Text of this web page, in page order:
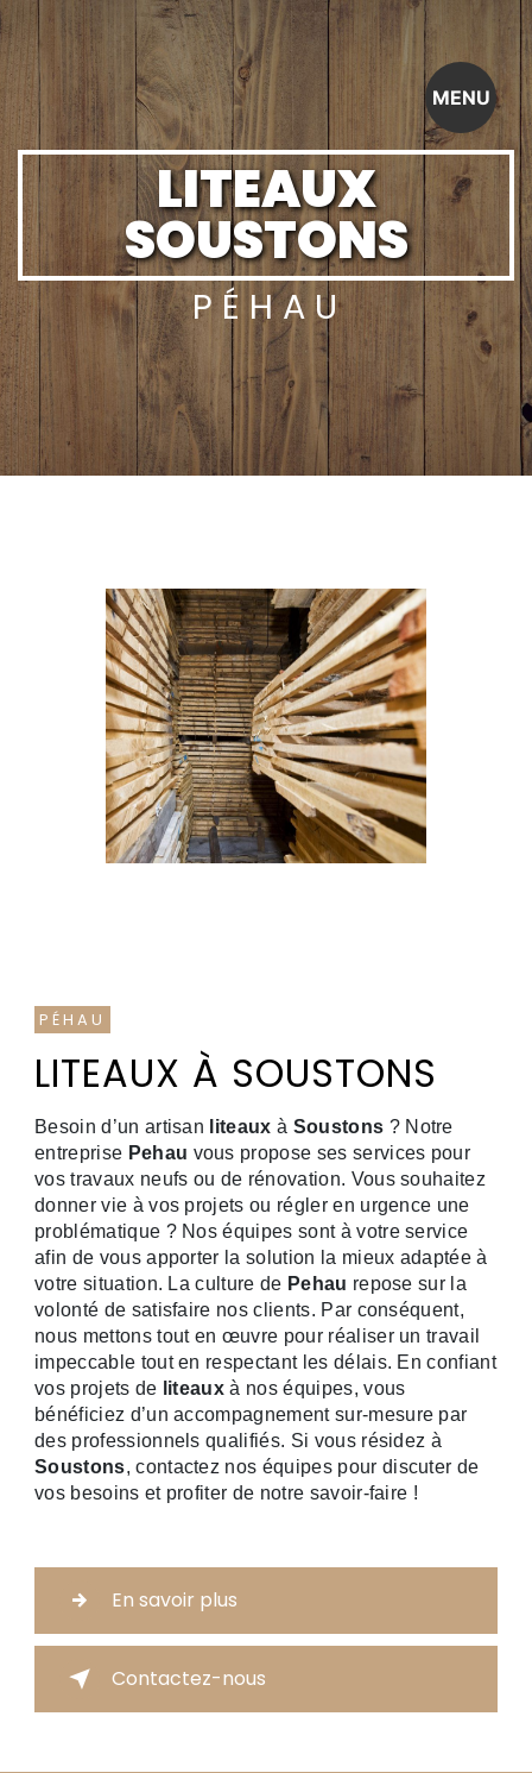
MENU
LITEAUX
SOUSTONS
PÉHAU
PÉHAU
LITEAUX À SOUSTONS
Besoin d’un artisan liteaux à Soustons ? Notre
entreprise Pehau vous propose ses services pour
vos travaux neufs ou de rénovation. Vous souhaitez
donner vie à vos projets ou régler en urgence une
problématique ? Nos équipes sont à votre service
afin de vous apporter la solution la mieux adaptée à
votre situation. La culture de Pehau repose sur la
volonté de satisfaire nos clients. Par conséquent,
nous mettons tout en œuvre pour réaliser un travail
impeccable tout en respectant les délais. En confiant
vos projets de liteaux à nos équipes, vous
bénéficiez d’un accompagnement sur-mesure par
des professionnels qualifiés. Si vous résidez à
Soustons, contactez nos équipes pour discuter de
vos besoins et profiter de notre savoir-faire !
En savoir plus
Contactez-nous
Panneau de gestion des cookies